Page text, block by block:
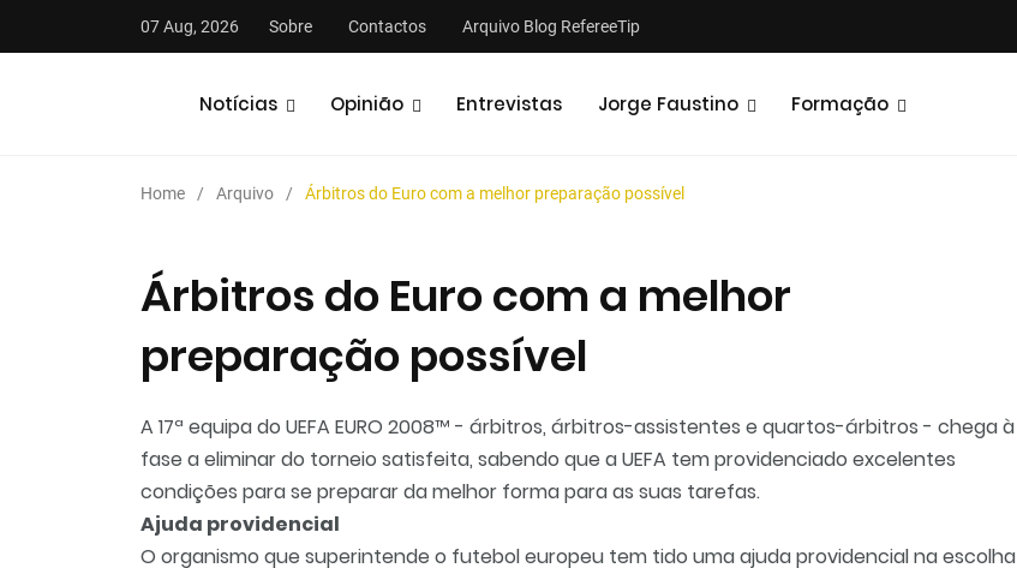
07 Aug, 2026 Sobre Contactos Arquivo Blog RefereeTip
Notícias Opinião Entrevistas Jorge Faustino Formação
Home Arquivo Árbitros do Euro com a melhor preparação possível
Árbitros do Euro com a melhor
preparação possível
A 17ª equipa do UEFA EURO 2008™ - árbitros, árbitros-assistentes e quartos-árbitros - chega à
fase a eliminar do torneio satisfeita, sabendo que a UEFA tem providenciado excelentes
condições para se preparar da melhor forma para as suas tarefas.
Ajuda providencial
O organismo que superintende o futebol europeu tem tido uma ajuda providencial na escolha
Podcasts